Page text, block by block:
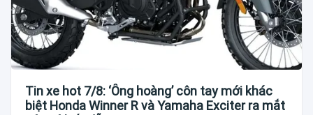
Tin xe hot 7/8: ‘Ông hoàng’ côn tay mới khác
biệt Honda Winner R và Yamaha Exciter ra mắt